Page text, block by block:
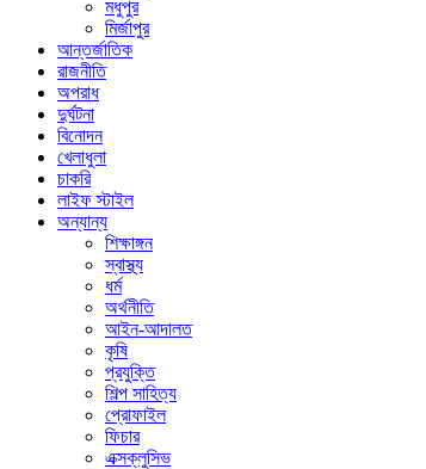
মধুপুর
মির্জাপুর
আন্তর্জাতিক
রাজনীতি
অপরাধ
দুর্ঘটনা
বিনোদন
খেলাধুলা
চাকরি
লাইফ স্টাইল
অন্যান্য
শিক্ষাঙ্গন
স্বাস্থ্য
ধর্ম
অর্থনীতি
আইন-আদালত
কৃষি
প্রযুক্তি
শিল্প সাহিত্য
প্রোফাইল
ফিচার
এক্সক্লুসিভ